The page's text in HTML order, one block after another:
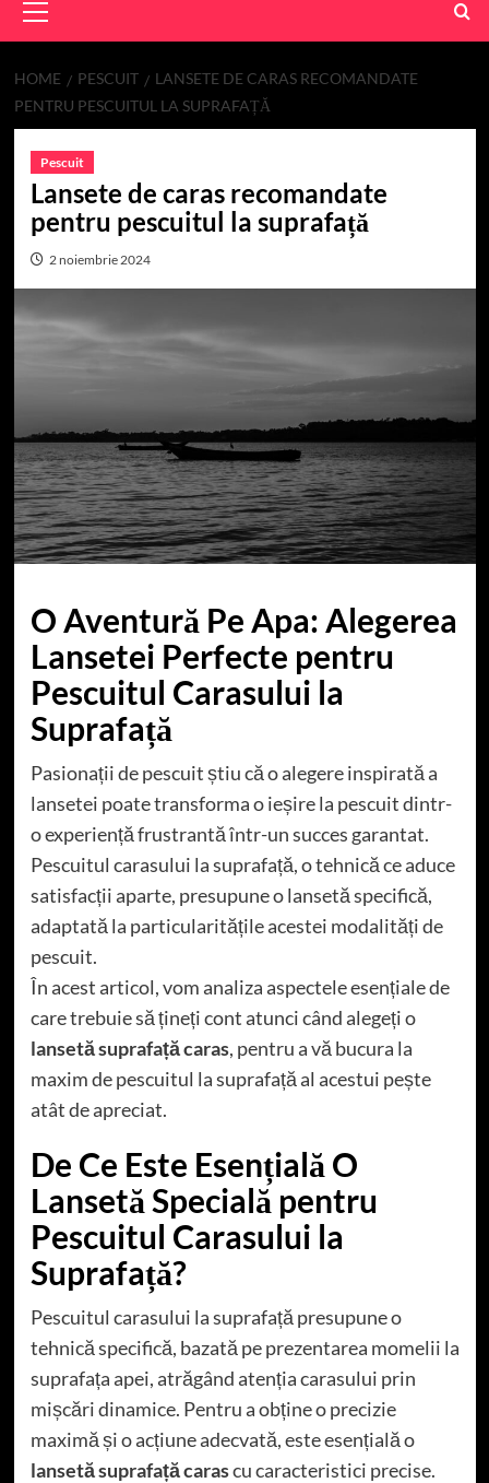
Menu
HOME PESCUIT
LANSETE DE CARAS RECOMANDATE
PENTRU PESCUITUL LA SUPRAFAȚĂ
Pescuit
Lansete de caras recomandate
pentru pescuitul la suprafață
2 noiembrie 2024
O Aventură Pe Apa: Alegerea
Lansetei Perfecte pentru
Pescuitul Carasului la
Suprafață
Pasionații de pescuit știu că o alegere inspirată a
lansetei poate transforma o ieșire la pescuit dintr-
o experiență frustrantă într-un succes garantat.
Pescuitul carasului la suprafață, o tehnică ce aduce
satisfacții aparte, presupune o lansetă specifică,
adaptată la particularitățile acestei modalități de
pescuit.
În acest articol, vom analiza aspectele esențiale de
care trebuie să țineți cont atunci când alegeți o
lansetă suprafață caras, pentru a vă bucura la
maxim de pescuitul la suprafață al acestui pește
atât de apreciat.
De Ce Este Esențială O
Lansetă Specială pentru
Pescuitul Carasului la
Suprafață?
Pescuitul carasului la suprafață presupune o
tehnică specifică, bazată pe prezentarea momelii la
suprafața apei, atrăgând atenția carasului prin
mișcări dinamice. Pentru a obține o precizie
maximă și o acțiune adecvată, este esențială o
lansetă suprafață carascu caracteristici precise.